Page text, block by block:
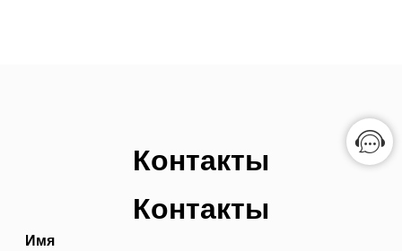
Контакты
Контакты
Имя